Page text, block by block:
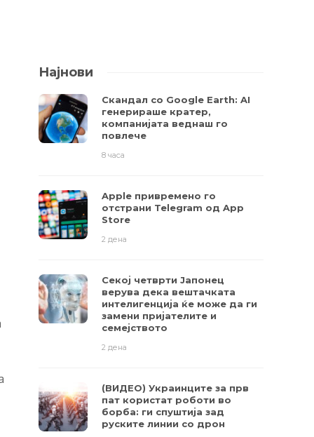
Најнови
Скандал со Google Earth: AI
генерираше кратер,
компанијата веднаш го
повлече
8 часа
Apple привремено го
отстрани Telegram од App
Store
2 дена
Секој четврти Јапонец
верува дека вештачката
интелигенција ќе може да ги
замени пријателите и
семејството
2 дена
(ВИДЕО) Украинците за прв
пат користат роботи во
борба: ги спуштија зад
руските линии со дрон